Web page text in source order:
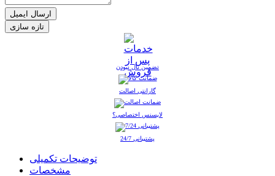
ارسال ایمیل
تضمین نال نبودن
گارانتی اصالت
لایسنس اختصاصی؟
پشتیبانی 24/7
توضیحات تکمیلی
مشخصات